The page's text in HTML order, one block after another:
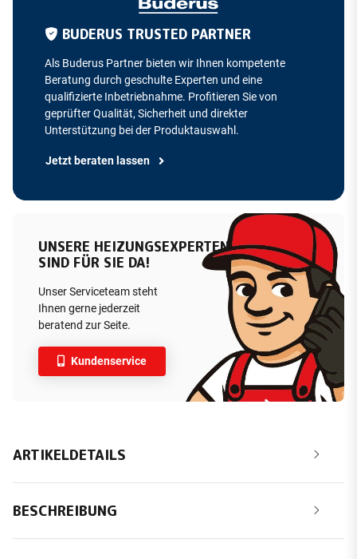
BUDERUS TRUSTED PARTNER
Als Buderus Partner bieten wir Ihnen kompetente
Beratung durch geschulte Experten und eine
qualifizierte Inbetriebnahme. Profitieren Sie von
geprüfter Qualität, Sicherheit und direkter
Unterstützung bei der Produktauswahl.
Jetzt beraten lassen
UNSERE HEIZUNGSEXPERTEN
SIND FÜR SIE DA!
Unser Serviceteam steht
Ihnen gerne jederzeit
beratend zur Seite.
Kundenservice
ARTIKELDETAILS
BESCHREIBUNG